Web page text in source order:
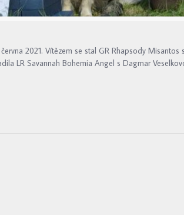
2021. Vítězem se stal GR Rhapsody
LR Savannah Bohemia Angel s Dagmar